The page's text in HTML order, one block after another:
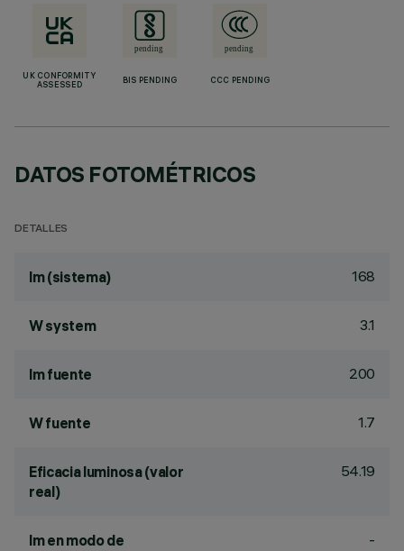
UK CONFORMITY
ASSESSED
BIS PENDING CCC PENDING
DATOS FOTOMÉTRICOS
DETALLES
lm (sistema) 168
W system 3.1
lm fuente 200
W fuente 1.7
Eficacia luminosa (valor
real)
54.19
lm en modo de -